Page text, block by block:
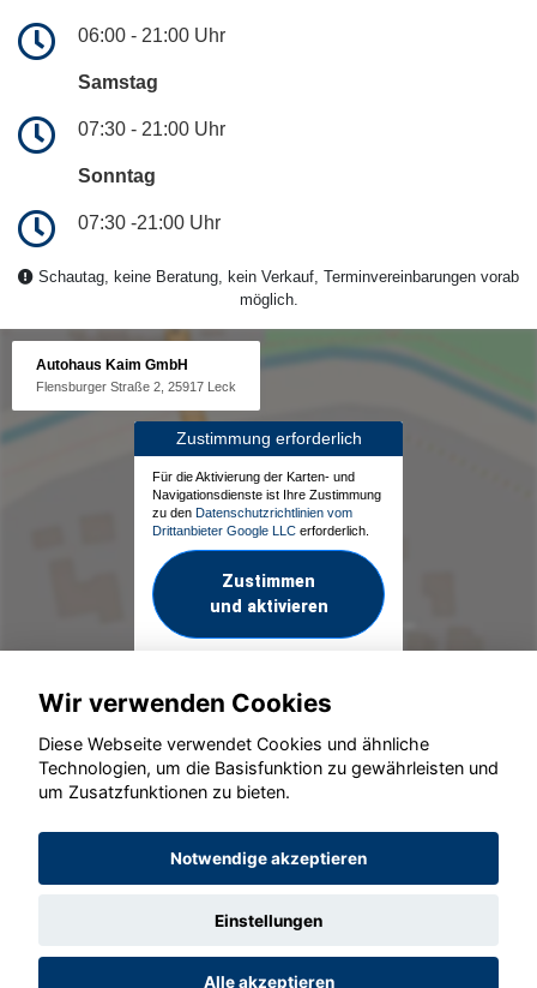
06:00 - 21:00 Uhr
Samstag
07:30 - 21:00 Uhr
Sonntag
07:30 -21:00 Uhr
Schautag, keine Beratung, kein Verkauf, Terminvereinbarungen vorab
möglich.
Autohaus Kaim GmbH
Flensburger Straße 2, 25917 Leck
Zustimmung erforderlich
Für die Aktivierung der Karten- und
Navigationsdienste ist Ihre Zustimmung
zu den Datenschutzrichtlinien vom
Drittanbieter Google LLC erforderlich.
Zustimmen
und aktivieren
© konjunkturmotor.de GmbH 2020 - 2026
Wir verwenden Cookies
Diese Webseite verwendet Cookies und ähnliche
Technologien, um die Basisfunktion zu gewährleisten und
um Zusatzfunktionen zu bieten.
Notwendige akzeptieren
Einstellungen
Alle akzeptieren